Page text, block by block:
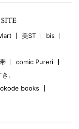
美ST
bis
comic Pureri
。
books